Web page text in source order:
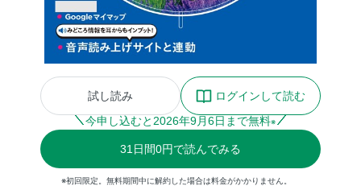
試し読み
ログインして読む
今申し込むと 2026年9月6日まで無料※
31 日間0円で読んでみる
※初回限定。無料期間中に解約した場合は料金がかかりません。